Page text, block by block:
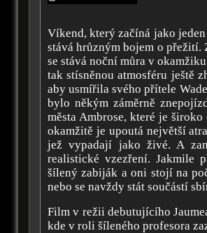
Víkend, který začíná jako
stává hrůzným bojem o
se stává noční můra v
tak stísněnou atmosféru ještě
aby usmířila svého přítele
bylo někým záměrně
města Ambrose, které je
okamžitě je upoutá největší
jež vypadají jako živé. A
realistické vzezření. Jakmile
šílený zabiják a oni stojí na
nebo se navždy stát součástí
Film v režii debutujícího
kde v roli šíleného profesora